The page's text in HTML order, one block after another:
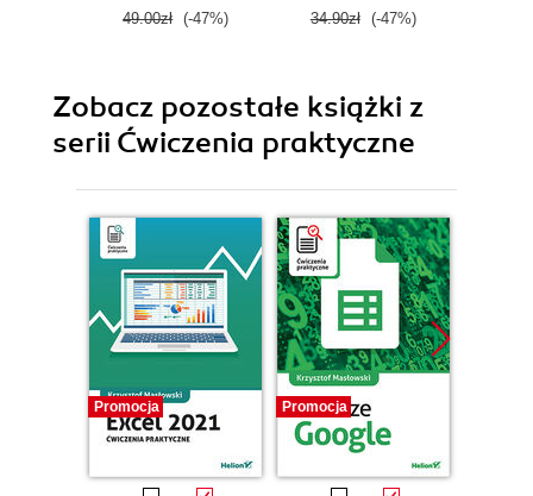
49.00zł (-47%) 34.90zł (-47%)
Zobacz pozostałe książki z
serii Ćwiczenia praktyczne
Promocja Promocja